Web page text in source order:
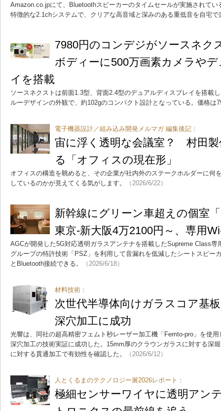
Amazon.co.jpにて、Bluetoothスピーカーのタイムセールが実施されて
特徴的な2.1chシステムで、クリアな高音域と深みのある重低音を自宅で
7980円のコンデジがソースネ
ボディーに500万画素カメラや
イを搭載
ソースネクストは前面1.3型、背面2.4型のデュアルディスプレイを搭載
ルーデザインの外観で、約102gのコンパクト設計となっている。価格は
電子機器設計／組み込み開発メルマガ 編集後記：
宙に浮く透明な会議室？ 村田製
る「オフィスの現在形」
オフィスの構造を眺めると、その企業が社内外のステークホルダーに何
しているのかが見えてくる気がします。
（2026/6/22）
新幹線にグリーン車超えの個室
東京-新大阪4万2100円～、専用
AGCが開発した5G対応透明ガラスアンテナを搭載したSupreme Class専
グループの特許技術「PSZ」を利用して音漏れを低減したシートスピー
とBluetooth接続できる。
（2026/6/18）
材料技術：
次世代半導体向けガラスコア基
深穴加工に成功
光響は、同社の超高精密フェムト秒レーザー加工機「Femto-pro」を使
深穴加工の技術実証に成功した。15mm厚のクラウンガラスに対する深
に対する貫通加工で有効性を確認した。
（2026/6/12）
人とくるまのテクノロジー展2026レポート：
極細センサーワイヤに透明ア